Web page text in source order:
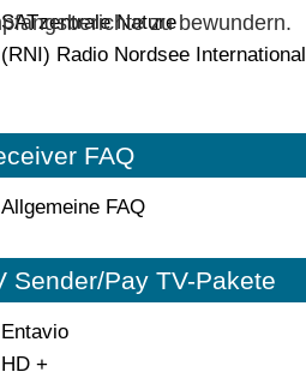
zu bewundern.
SATzentrale Nature
(RNI) Radio Nordsee International
FAQ
Allgemeine FAQ
Sender/Pay TV-Pakete
Entavio
HD +